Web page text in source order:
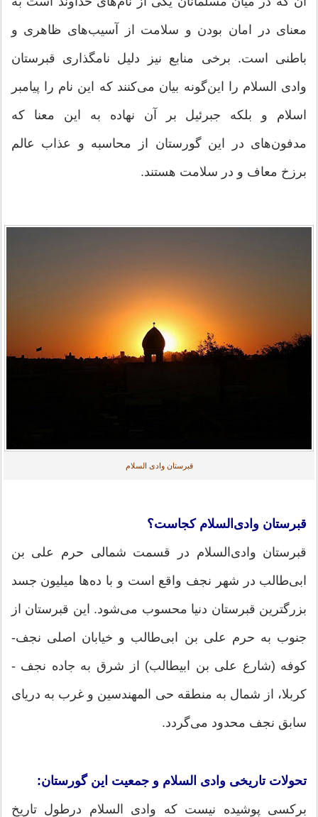
معنای در امان بودن و سلامت از آسیب‌های ظاهری و
باطنی است. برخی منابع نیز دلیل نامگذاری قبرستان
وادی السلام را این‌گونه بیان می‌کنند که این نام را پیامبر
اسلام و بلکه جبرئیل بر آن نهاده به این معنا که
مدفون‌های در این گورستان از محاسبه و عذاب عالم
برزخ معاف و در سلامت هستند.
قبرستان وادی السلام
قبرستان وادی‌السلام کجاست؟
قبرستان وادی‌السلام در قسمت شمالی حرم علی بن
ابی‌طالب در شهر نجف واقع است و با ده‌ها میلیون جسد
بزرگترین قبرستان دنیا محسوب می‌شود. این قبرستان از
جنوب به حرم علی بن ابی‌طالب و خیابان اصلی نجف-
کوفه (شارع علی بن ابیطالب) از شرق به جاده نجف -
کربلا، از شمال به منطقه حی المهندسین و غرب به دریای
سابق نجف محدود می‌گردد.
تحولات تاریخی وادی السلام و جمعیت این گورستان:
برکسی پوشیده نیست که وادی السلام درطول تاریخ